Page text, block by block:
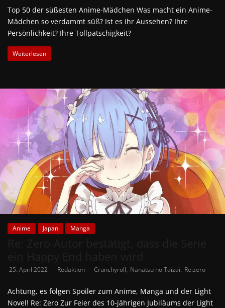
Top 50 der süßesten Anime-Mädchen Was macht ein Anime-
Mädchen so verdammt süß? Ist es ihr Aussehen? Ihre
Persönlichkeit? Ihre Tollpatschigkeit?
Weiterlesen
Anime Japan Manga
25. April 2022 Redaktion Crunchyroll, Nanatsu no Taizai, Re:zero
Achtung, es folgen Spoiler zum Anime, Manga und der Light
Novel! Re: Zero Zur Feier des 10-jährigen Jubiläums der Light